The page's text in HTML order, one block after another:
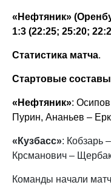
«Нефтяник»
1:3 (22:25; 25:20;
Статистика матча.
Стартовые
«Нефтяник»:
Пурин, Ананьев –
«Кузбасс»: Кобзарь
Крсманович –
Команды начали